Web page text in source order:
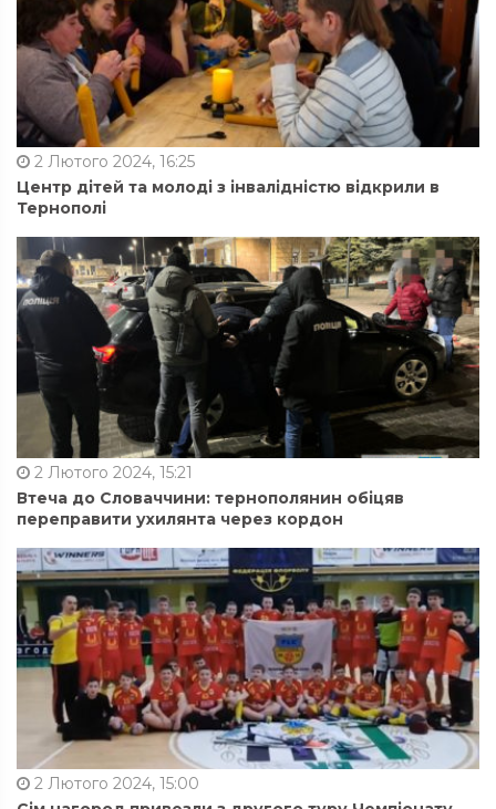
2 Лютого 2024, 16:25
Центр дітей та молоді з інвалідністю відкрили в
Тернополі
2 Лютого 2024, 15:21
Втеча до Словаччини: тернополянин обіцяв
переправити ухилянта через кордон
2 Лютого 2024, 15:00